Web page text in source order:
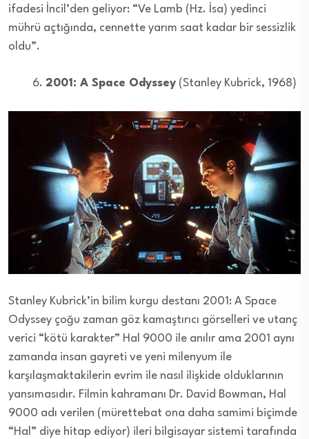
ifadesi İncil’den geliyor: “Ve Lamb (Hz. İsa) yedinci
mührü açtığında, cennette yarım saat kadar bir sessizlik
oldu”.
2001: A Space Odyssey (Stanley Kubrick, 1968)
Stanley Kubrick’in bilim kurgu destanı 2001: A Space
Odyssey çoğu zaman göz kamaştırıcı görselleri ve utanç
verici “kötü karakter” Hal 9000 ile anılır ama 2001 aynı
zamanda insan gayreti ve yeni milenyum ile
karşılaşmaktakilerin evrim ile nasıl ilişkide olduklarının
yansımasıdır. Filmin kahramanı Dr. David Bowman, Hal
9000 adı verilen (mürettebat ona daha samimi biçimde
“Hal” diye hitap ediyor) ileri bilgisayar sistemi tarafında